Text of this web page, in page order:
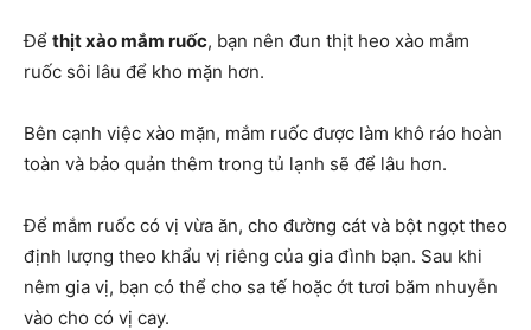
Để thịt xào mắm ruốc, bạn nên đun thịt heo xào mắm
ruốc sôi lâu để kho mặn hơn.
Bên cạnh việc xào mặn, mắm ruốc được làm khô ráo hoàn
toàn và bảo quản thêm trong tủ lạnh sẽ để lâu hơn.
Để mắm ruốc có vị vừa ăn, cho đường cát và bột ngọt theo
định lượng theo khẩu vị riêng của gia đình bạn. Sau khi
nêm gia vị, bạn có thể cho sa tế hoặc ớt tươi băm nhuyễn
vào cho có vị cay.